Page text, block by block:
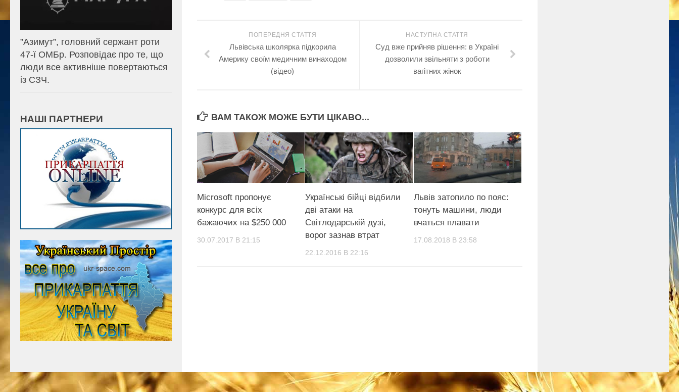
НАСТУПНА СТАТТЯ
Суд вже прийняв рішення: в Україні
дозволили звільняти з роботи
вагітних жінок
ПОПЕРЕДНЯ СТАТТЯ
Львівська школярка підкорила
Америку своїм медичним винаходом
(відео)
ВАМ ТАКОЖ МОЖЕ БУТИ ЦІКАВО...
Microsoft пропонує
конкурс для всіх
бажаючих на $250 000
30.07.2017 В 21:15
Українські бійці відбили
дві атаки на
Світлодарській дузі,
ворог зазнав втрат
22.12.2016 В 22:16
Львів затопило по пояс:
тонуть машини, люди
вчаться плавати
17.08.2018 В 23:58
⁨”Азимут”, головний сержант роти
47-ї ОМБр. Розповідає про те, що
люди все активніше повертаються
із СЗЧ.
НАШІ ПАРТНЕРИ